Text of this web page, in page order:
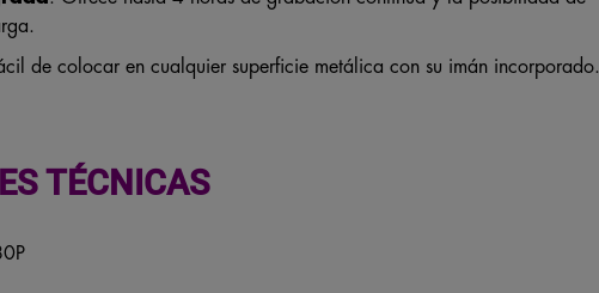
de colocar en cualquier superficie metálica con su imán incorporado.
TÉCNICAS